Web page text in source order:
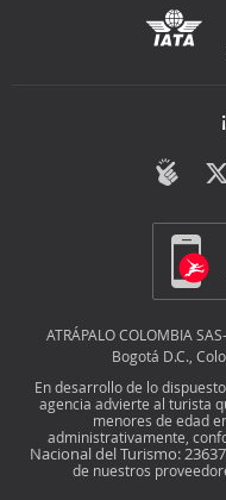
ATRÁPALO COLOMBIA
Bogotá D.C.,
En desarrollo de lo
agencia advierte al turista
menores de edad
administrativamente,
Nacional del Turismo: 23637
de nuestros